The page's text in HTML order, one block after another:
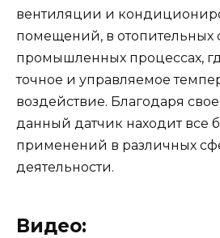
вентиляции и
помещений, в отопительных
промышленных процессах,
точное и управляемое
воздействие. Благодаря
данный датчик находит все
применений в различных
деятельности.
Видео: